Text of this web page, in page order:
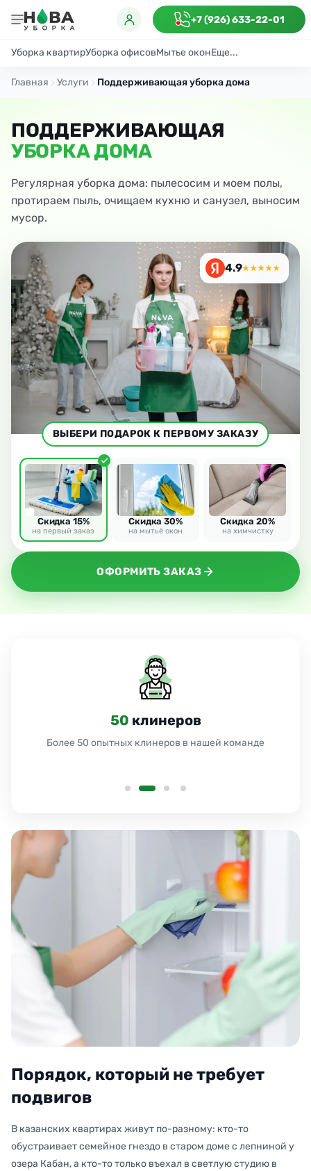
+7 (926) 633-22-01
Уборка квартирУборка офисовМытье оконЕще...
ГенеральнаяПоддерживающаяПосле ремонта
Главная Услуги Поддерживающая уборка дома
ПОДДЕРЖИВАЮЩАЯ
УБОРКА ДОМА
Регулярная уборка дома: пылесосим и моем полы,
протираем пыль, очищаем кухню и санузел, выносим
мусор.
ОФОРМИТЬ ЗАКАЗ
4.9★★★★★
ВЫБЕРИ ПОДАРОК К ПЕРВОМУ ЗАКАЗУ
Скидка 15%
на первый заказ
Скидка 30%
на мытьё окон
Скидка 20%
на химчистку
50 клинеров
Более 50 опытных клинеров в нашей команде
Порядок, который не требует
подвигов
В казанских квартирах живут по-разному: кто-то
обустраивает семейное гнездо в старом доме с лепниной у
озера Кабан, а кто-то только въехал в светлую студию в